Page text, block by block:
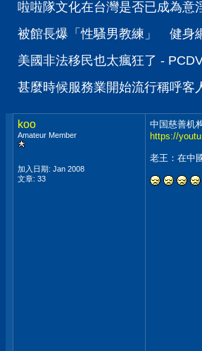
啦啦隊文化在台灣是否已成為意
被館長爆「性騷男教練」 健身
美國非法移民也太瘋狂了 -
甚麼時候服務業開始流行稱呼客
koo
Amateur Member
加入日期: Jan 2008
文章: 33
中国慈善机
https://
老王：在中